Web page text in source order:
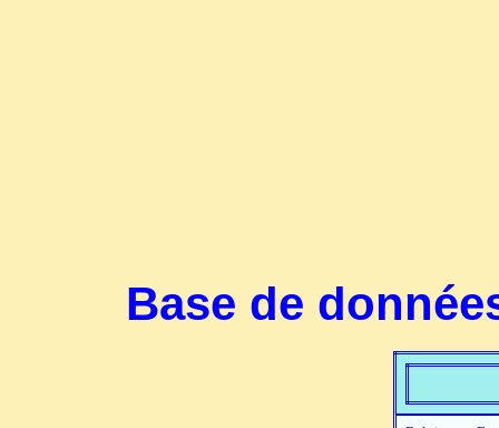
Base de